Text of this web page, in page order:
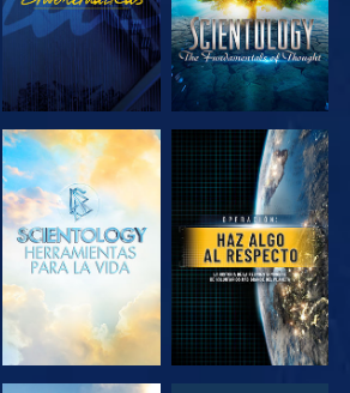
EXPLORA LAS
SERIES
VE